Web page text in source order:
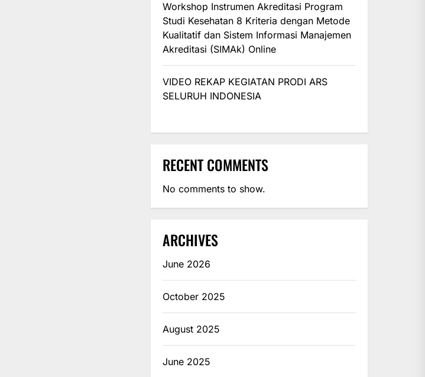
Workshop Instrumen Akreditasi Program
Studi Kesehatan 8 Kriteria dengan Metode
Kualitatif dan Sistem Informasi Manajemen
Akreditasi (SIMAk) Online
VIDEO REKAP KEGIATAN PRODI ARS
SELURUH INDONESIA
RECENT COMMENTS
No comments to show.
ARCHIVES
June 2026
October 2025
August 2025
June 2025